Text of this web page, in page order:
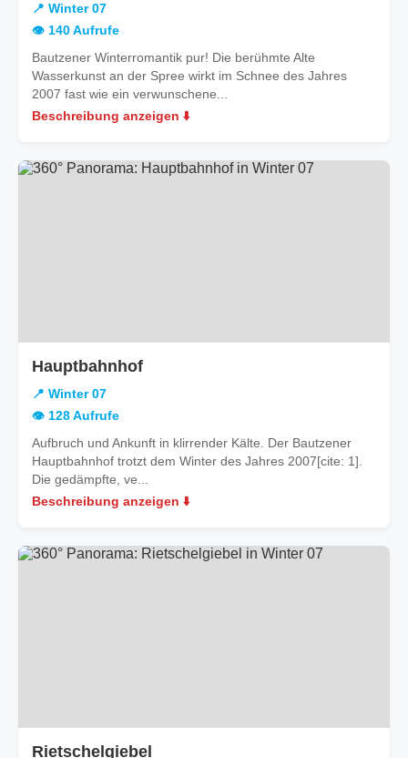
📍 Winter 07
👁️ 140 Aufrufe
Bautzener Winterromantik pur! Die berühmte Alte
Wasserkunst an der Spree wirkt im Schnee des Jahres
2007 fast wie ein verwunschene...
Beschreibung anzeigen ⬇️
Hauptbahnhofin
📍 Winter 07
👁️ 128 Aufrufe
Aufbruch und Ankunft in klirrender Kälte. Der Bautzener
Hauptbahnhof trotzt dem Winter des Jahres 2007[cite: 1].
Die gedämpfte, ve...
Beschreibung anzeigen ⬇️
Rietschelgiebel